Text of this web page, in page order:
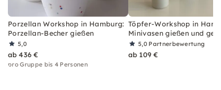
Porzellan Workshop in Hamburg:
Porzellan-Becher gießen
5,0
ab 436 €
pro Gruppe bis 4 Personen
Töpfer-Workshop in
Minivasen gießen und
5,0 Partnerbewertung
ab 109 €